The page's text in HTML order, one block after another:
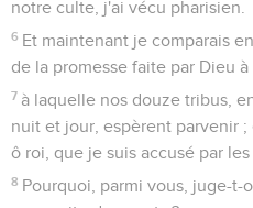
de Salmone ;
8 et l'ayant longée avec peine,
est appelé Beaux-Ports, près
9
Et comme il s'était écoulé
navigation était déjà
était déjà passé,
10 Paul les avertissait, disant :